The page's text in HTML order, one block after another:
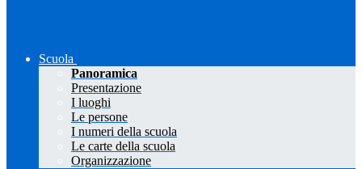
Scuola
Panoramica
Presentazione
I luoghi
Le persone
I numeri della scuola
Le carte della scuola
Organizzazione